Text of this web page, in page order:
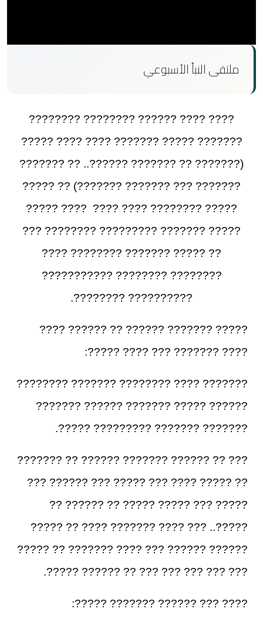
ملتقى النبأ الأسبوعي
???? ???? ?????? ???????? ????????
??????? ????? ??????? ???? ???? ?????
(??????? ?? ??????? ??????.. ?? ???????
??????? ??? ??????? ???????) ?? ?????
????? ???????? ???? ???? ???? ?????
????? ??????? ????????? ???????? ???
?? ????? ??????? ???????? ????
???????? ???????? ???????????
?????????? ????????.
????? ??????? ?????? ?? ?????? ????
???? ??????? ??? ???? ?????:
??????? ???? ???????? ??????? ????????
?????? ????? ??????? ?????? ???????
??????? ??????? ????????? ?????.
??? ?? ?????? ??????? ?????? ?? ???????
?? ????? ???? ??? ????? ??? ?????? ???
????? ??? ????? ????? ?? ?????? ??
?????.. ??? ???? ??????? ???? ?? ?????
?????? ?????? ??? ???? ??????? ?? ?????
??? ??? ??? ??? ??? ?? ?????? ?????.
???? ??? ?????? ??????? ?????: